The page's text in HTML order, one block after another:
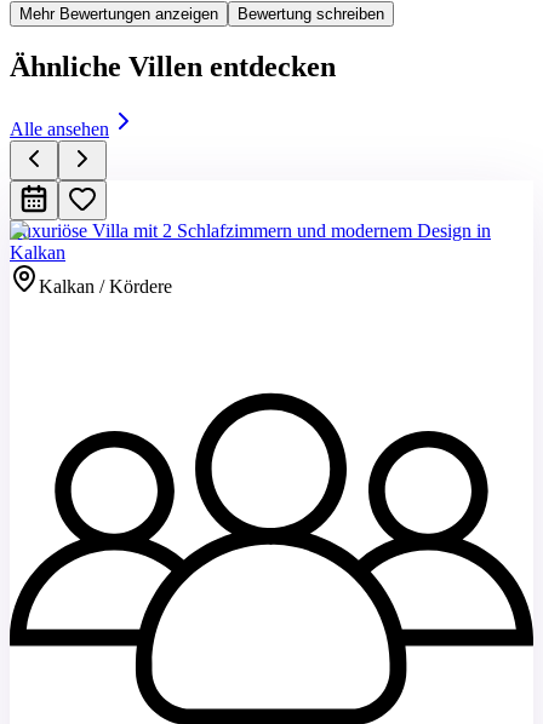
Mehr Bewertungen anzeigen Bewertung schreiben
Ähnliche Villen entdecken
Alle ansehen
Luxuriöse Villa mit 2 Schlafzimmern und modernem Design in
Kalkan
Kalkan / Kördere